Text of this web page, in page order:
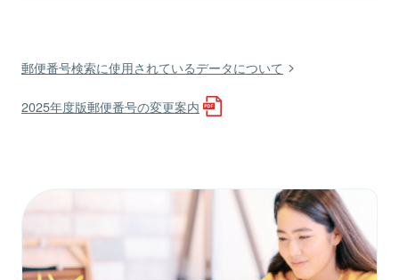
郵便番号検索に使用されているデータについて
2025年度版郵便番号の変更案内